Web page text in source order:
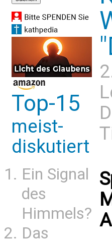
Top-15
meist-
diskutiert
Ein Signal
des
Himmels?
Das